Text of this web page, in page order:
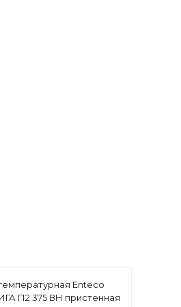
Enteco
П2 375 ВН пристенная